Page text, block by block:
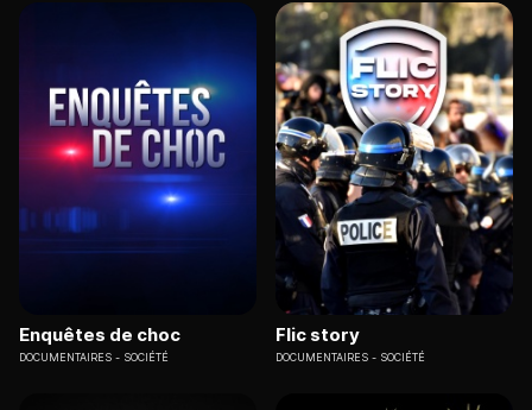
Enquêtes de choc
DOCUMENTAIRES SOCIÉTÉ
Flic story
DOCUMENTAIRES SOCIÉTÉ